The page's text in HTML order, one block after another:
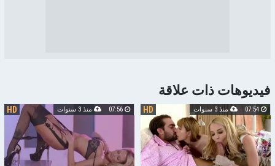
فيديوهات ذات علاقة
07:54 منذ 3 سنوات HD
07:56 منذ 3 سنوات HD